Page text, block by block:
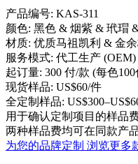
产品编号: KAS-311
颜色: 黑色 & 烟紫 & 玳瑁
材质: 优质马祖凯利 & 金
服务模式: 代工生产
起订量: 300 付/款 (每色100
现货样品: US$60/件
全定制样品:
用于确认定制项目的样品
两种样品费均可在同款产
为您的品牌定制 浏览更多